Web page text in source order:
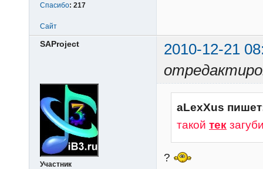
Спасибо: 217
Сайт
SAProject
2010-12-21
Участник
aLexXus
такой тек
?